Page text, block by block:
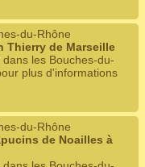
du-Rhône
Thierry de Marseille
les Bouches-du-
plus d'informations
du-Rhône
de Noailles à